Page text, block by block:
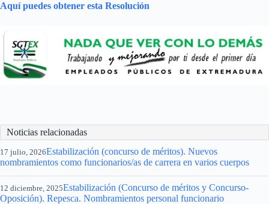
Aquí puedes obtener esta Resolución
Noticias relacionadas
17 julio, 2026Estabilización (concurso de méritos). Nuevos
nombramientos como funcionarios/as de carrera en varios cuerpos
12 diciembre, 2025Estabilización (Concurso de méritos y Concurso-
Oposición). Repesca. Nombramientos personal funcionario